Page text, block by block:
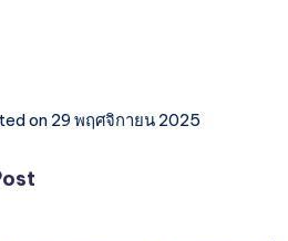
on 29 พฤศจิกายน 2025